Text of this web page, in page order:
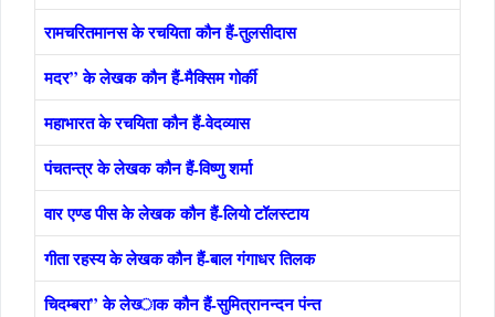
रामचरितमानस के रचयिता कौन हैं-तुलसीदास
मदर” के लेखक कौन हैं-मैक्सिम गोर्की
महाभारत के रचयिता कौन हैं-वेदव्‍यास
पंचतन्‍त्र के लेखक कौन हैं-विष्‍णु शर्मा
वार एण्‍ड पीस के लेखक कौन हैं-लियो टॉलस्‍टाय
गीता रहस्‍य के लेखक कौन हैं-बाल गंगाधर तिलक
चिदम्‍बरा” के लेख्‍ाक कौन हैं-सुमित्रानन्‍दन पंन्‍त